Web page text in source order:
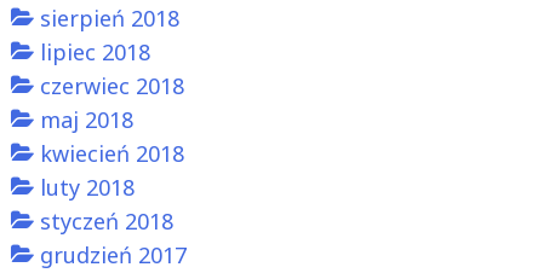
sierpień 2018
lipiec 2018
czerwiec 2018
maj 2018
kwiecień 2018
luty 2018
styczeń 2018
grudzień 2017